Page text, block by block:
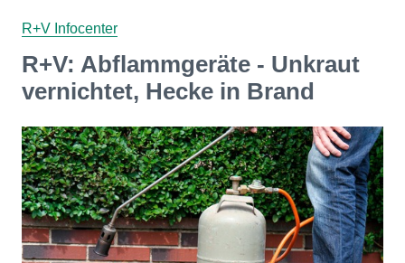
R+V Infocenter
R+V: Abflammgeräte - Unkraut
vernichtet, Hecke in Brand